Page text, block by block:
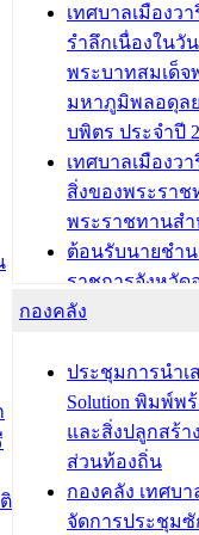
เทศบาลเมืองว
รำลึกเนื่องในวั
พระบาทสมเด็จ
มหาภูมิพลอดุล
บพิตร ประจำปี
เทศบาลเมืองว
สิ่งของพระรา
พระราชทานสำ
ต้อนรับนายชำ
ราชการจังหวัด
ความเรียบร้อย
องคมนตรี
สำนักทะเบียนท้
วารินชำราบ ดำ
บ้าน ทร.14 และ
ประชาชนบุคคล
ได้รับการเพิ่มชื่
กองคลัง
ประชุมการนำเ
Solution พิมพ์
และสิ่งปลูกสร้า
ส่วนท้องถิ่น
กองคลัง เทศบ
จัดการประชุม